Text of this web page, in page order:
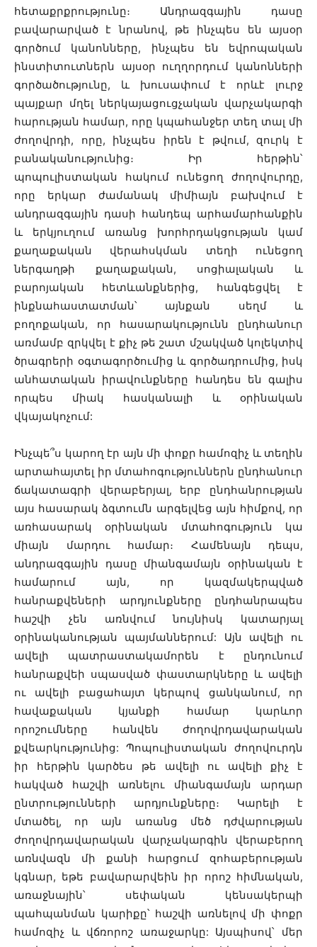
հետաքրքրությունը։ Անդրազգային դասը
բավարարված է նրանով, թե ինչպես են այսօր
գործում կանոնները, ինչպես են եվրոպական
ինստիտուտներն այսօր ուղղորդում կանոնների
գործածությունը, և խուսափում է որևէ լուրջ
պայքար մղել ներկայացուցչական վարչակարգի
հարության համար, որը կպահանջեր տեղ տալ մի
ժողովրդի, որը, ինչպես իրեն է թվում, զուրկ է
բանականությունից։ Իր հերթին՝
պոպուլիստական հակում ունեցող ժողովուրդը,
որը երկար ժամանակ միմիայն բախվում է
անդրազգային դասի հանդեպ արհամարհանքին
և երկյուղում առանց խորհրդակցության կամ
քաղաքական վերահսկման տեղի ունեցող
ներգաղթի քաղաքական, սոցիալական և
բարոյական հետևանքներից, հանգեցվել է
ինքնահաստատման՝ այնքան սեղմ և
բողոքական, որ հասարակությունն ընդհանուր
առմամբ զրկվել է քիչ թե շատ մշակված կոլեկտիվ
ծրագրերի օգտագործումից և գործադրումից, իսկ
անհատական իրավունքները հանդես են գալիս
որպես միակ հասկանալի և օրինական
վկայակոչում:
Ինչպե՞ս կարող էր այն մի փոքր համոզիչ և տեղին
արտահայտել իր մտահոգություններն ընդհանուր
ճակատագրի վերաբերյալ, երբ ընդհանրության
այս հասարակ ձգտումն արգելվեց այն հիմքով, որ
առհասարակ օրինական մտահոգություն կա
միայն մարդու համար։ Համենայն դեպս,
անդրազգային դասը միանգամայն օրինական է
համարում այն, որ կազմակերպված
հանրաքվեների արդյունքները ընդհանրապես
հաշվի չեն առնվում նույնիսկ կատարյալ
օրինականության պայմաններում: Այն ​​ավելի ու
ավելի պատրաստակամորեն է ընդունում
հանրաքվեի սպասված փաստարկները և ավելի
ու ավելի բացահայտ կերպով ցանկանում, որ
հավաքական կյանքի համար կարևոր
որոշումները հանվեն ժողովրդավարական
քվեարկությունից: Պոպուլիստական ժողովուրդն
իր հերթին կարծես թե ավելի ու ավելի քիչ է
հակված հաշվի առնելու միանգամայն արդար
ընտրությունների արդյունքները։ Կարելի է
մտածել, որ այն առանց մեծ դժվարության
ժողովրդավարական վարչակարգին վերաբերող
առնվազն մի քանի հարցում զոհաբերության
կգնար, եթե բավարարվեին իր որոշ հիմնական,
առաջնային՝ սեփական կենսակերպի
պահպանման կարիքը՝ հաշվի առնելով մի փոքր
համոզիչ և վճռորոշ առաջարկը: Այսպիսով՝ մեր